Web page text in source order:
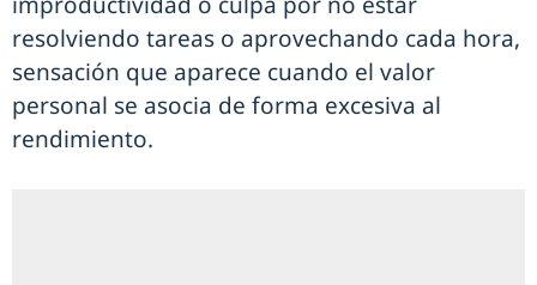
resolviendo tareas o aprovechando cada hora,
sensación que aparece cuando el valor
personal se asocia de forma excesiva al
rendimiento.